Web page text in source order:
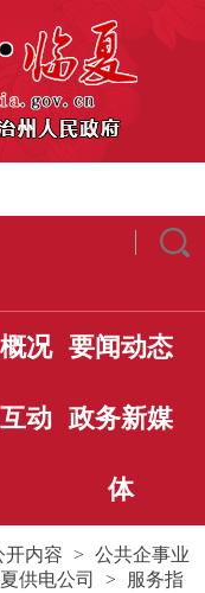
况 要闻动态
动 政务新媒
体
开内容 > 公共企事业
供电公司 >
服务指